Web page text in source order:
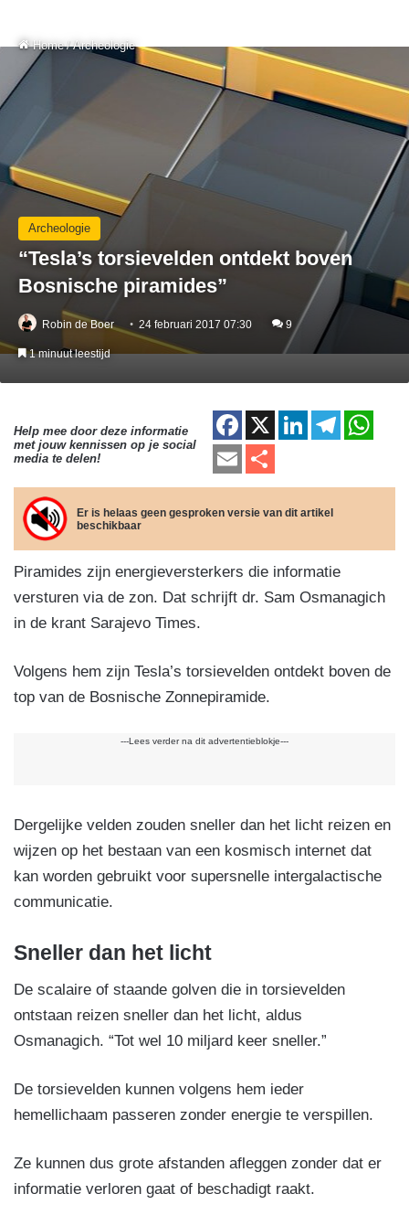
Home / Archeologie
Archeologie
“Tesla’s torsievelden ontdekt boven
Bosnische piramides”
Robin de Boer 24 februari 2017 07:30 9
1 minuut leestijd
Help mee door deze informatie
met jouw kennissen op je social
media te delen!
F
a
c
e
b
o
o
X
Li
k
e
dI
n
T
e
a
at
A
p
E
m
ail
el
e
n
Er is helaas geen gesproken versie van dit artikel
beschikbaar
Piramides zijn energieversterkers die informatie
versturen via de zon. Dat schrijft dr. Sam Osmanagich
in de krant Sarajevo Times.
Volgens hem zijn Tesla’s torsievelden ontdekt boven de
top van de Bosnische Zonnepiramide.
---Lees verder na dit advertentieblokje---
Dergelijke velden zouden sneller dan het licht reizen en
wijzen op het bestaan van een kosmisch internet dat
kan worden gebruikt voor supersnelle intergalactische
communicatie.
Sneller dan het licht
De scalaire of staande golven die in torsievelden
ontstaan reizen sneller dan het licht, aldus
Osmanagich. “Tot wel 10 miljard keer sneller.”
De torsievelden kunnen volgens hem ieder
hemellichaam passeren zonder energie te verspillen.
Ze kunnen dus grote afstanden afleggen zonder dat er
informatie verloren gaat of beschadigt raakt.